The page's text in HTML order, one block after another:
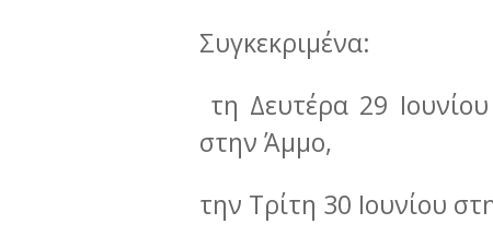
Συγκεκριμένα:
τη Δευτέρα 29
στην Άμμο,
την Τρίτη 30 Ιουνίου